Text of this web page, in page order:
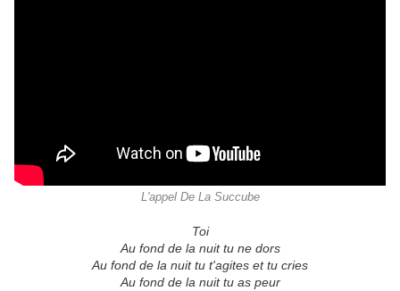
L'appel De La Succube
Toi
Au fond de la nuit tu ne dors
Au fond de la nuit tu t'agites et tu cries
Au fond de la nuit tu as peur